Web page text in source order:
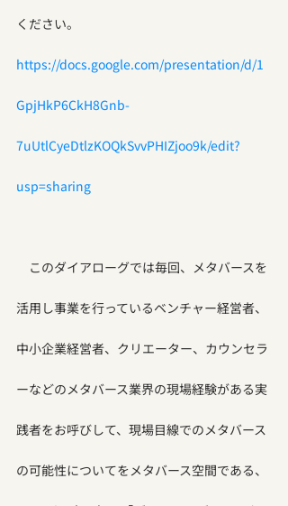
ください。
https://docs.google.com/presentation/d/1
GpjHkP6CkH8Gnb-
7uUtlCyeDtlzKOQkSvvPHIZjoo9k/edit?
usp=sharing
このダイアローグでは毎回、メタバースを
活用し事業を行っているベンチャー経営者、
中小企業経営者、クリエーター、カウンセラ
ーなどのメタバース業界の現場経験がある実
践者をお呼びして、現場目線でのメタバース
の可能性についてをメタバース空間である、